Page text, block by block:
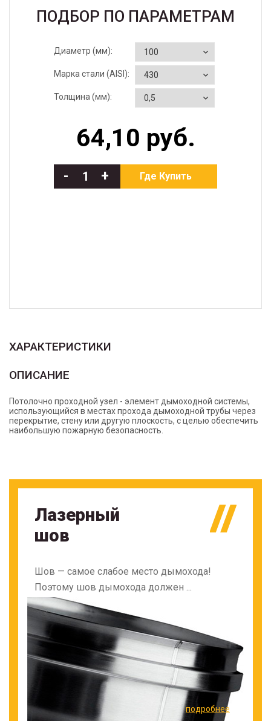
ПОДБОР ПО ПАРАМЕТРАМ
Диаметр (мм):
Марка стали (AISI):
Толщина (мм):
64,10 руб.
- + Где Купить
ХАРАКТЕРИСТИКИ
ОПИСАНИЕ
Потолочно проходной узел - элемент дымоходной системы,
использующийся в местах прохода дымоходной трубы через
перекрытие, стену или другую плоскость, с целью обеспечить
наибольшую пожарную безопасность.
Лазерный
шов
Шов — самое слабое место дымохода!
Поэтому шов дымохода должен ...
подробнее